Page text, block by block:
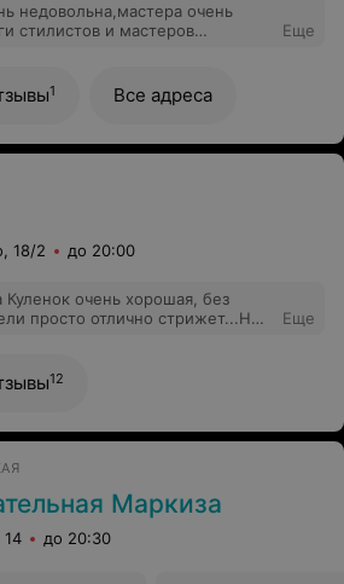
недовольна,мастера очень
стилистов и мастеров
математику,сдачу они не
на 10 тысяч рублей(это
приятен). Будьте
лучше выбрать другую
ужасного внешнего
Еще
1 Все адреса
18/2 до 20:00
очень хорошая, без
просто отлично стрижет...НО
я давно не встречала.
отдолжение делает. На
мне мастер окрашивание,
.Я думаю, что вам нужно
я звоню не для того, что бы
не могу "изменить" моему
вот нового клиента можно и
"общения"...
Еще
12
Маркиза
до 20:30